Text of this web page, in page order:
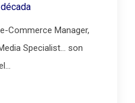
Commerce Manager,
Specialist… son